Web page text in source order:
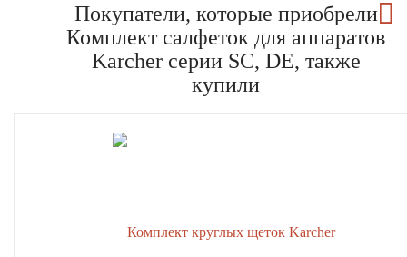
Покупатели, которые приобрели
Комплект салфеток для аппаратов
Karcher серии SC, DE, также
купили